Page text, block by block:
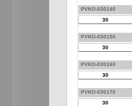
PVKO-030140
30
PVKO-030150
30
PVKO-030160
30
PVKO-030170
30